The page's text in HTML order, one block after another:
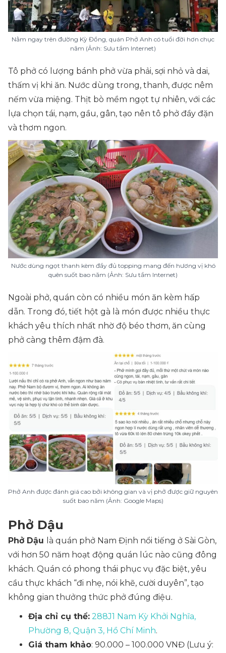
Nằm ngay trên đường Kỳ Đồng, quán Phở Anh có tuổi đời hơn chục
năm (Ảnh: Sưu tầm Internet)
Tô phở có lượng bánh phở vừa phải, sợi nhỏ và dai,
thấm vị khi ăn. Nước dùng trong, thanh, được nêm
nếm vừa miệng. Thịt bò mềm ngọt tự nhiên, với các
lựa chọn tái, nạm, gầu, gân, tạo nên tô phở đầy đặn
và thơm ngon.
Nước dùng ngọt thanh kèm đầy đủ topping mang đến hương vị khó
quên suốt bao năm (Ảnh: Sưu tầm Internet)
Ngoài phở, quán còn có nhiều món ăn kèm hấp
dẫn. Trong đó, tiết hột gà là món được nhiều thực
khách yêu thích nhất nhờ độ béo thơm, ăn cùng
phở càng thêm đậm đà.
Phở Anh được đánh giá cao bởi không gian và vị phở được giữ nguyên
suốt bao năm (Ảnh: Google Maps)
Phở Dậu
Phở Dậu là quán phở Nam Định nổi tiếng ở Sài Gòn,
với hơn 50 năm hoạt động quán lúc nào cũng đông
khách. Quán có phong thái phục vụ đặc biệt, yêu
cầu thực khách “đi nhẹ, nói khẽ, cười duyên”, tạo
không gian thưởng thức phở đúng điệu.
Địa chỉ cụ thể: 288J1 Nam Kỳ Khởi Nghĩa,
Phường 8, Quận 3, Hồ Chí Minh.
Giá tham khảo: 90.000 – 100.000 VNĐ (Lưu ý: